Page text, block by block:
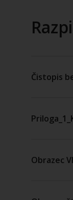
Čistopis
Obrazec